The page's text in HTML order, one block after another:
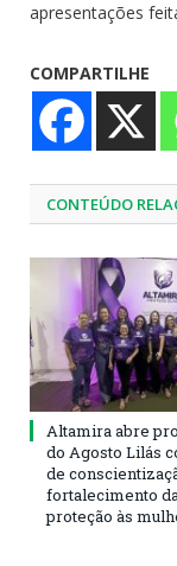
apresentações
COMPARTILHE
CONTEÚDO
Altamira abre
do Agosto Lilás
de
fortalecimento
proteção às